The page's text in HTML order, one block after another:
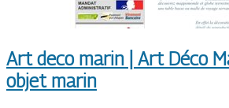
Art deco marin | Art Déco
objet marin